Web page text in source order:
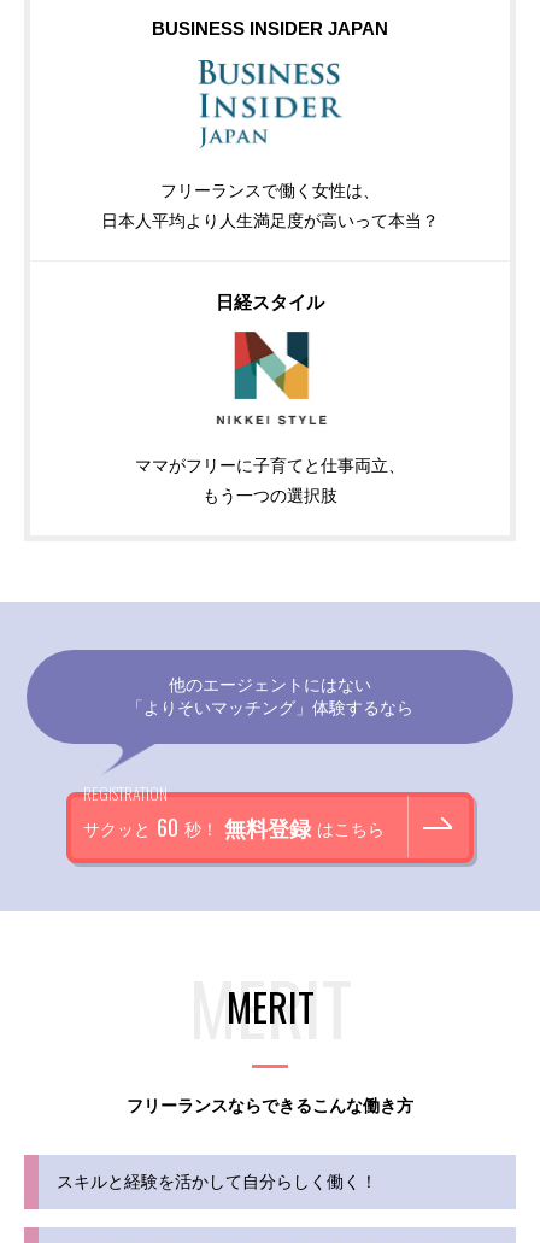
BUSINESS INSIDER JAPAN
フリーランスで働く女性は、
日本人平均より人生満足度が高いって本当？
日経スタイル
ママがフリーに子育てと仕事両立、
もう一つの選択肢
他のエージェントにはない
「よりそいマッチング」体験するなら
REGISTRATION
サクッと 60 秒！ 無料登録 はこちら
MERIT
フリーランスならできるこんな働き方
スキルと経験を活かして自分らしく働く！